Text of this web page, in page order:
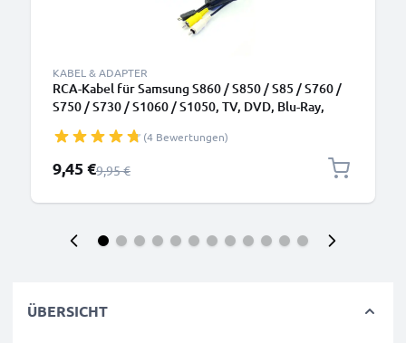
KABEL & ADAPTER
RCA-Kabel für Samsung S860 / S850 / S85 / S760 /
S750 / S730 / S1060 / S1050, TV, DVD, Blu-Ray,
Audio-Video Composite
(4 Bewertungen)
Sonderpreis
9,45 €Regulärer Preis
9,95 €
ÜBERSICHT